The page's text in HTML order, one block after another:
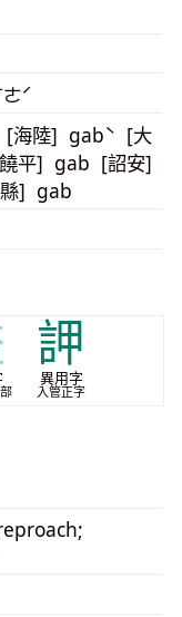
ˊ
[海陸] gabˋ [大
平] gab [詔安]
] gab
䛅
異用字
入管正字